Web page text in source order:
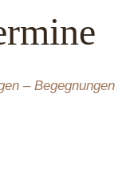
– Begegnungen